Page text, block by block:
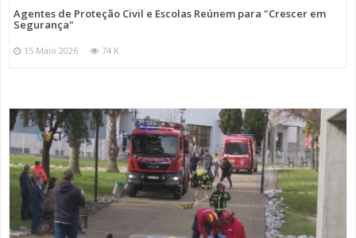
Agentes de Proteção Civil e Escolas Reúnem para "Crescer em
Segurança"
15 Maio 2026 74 K